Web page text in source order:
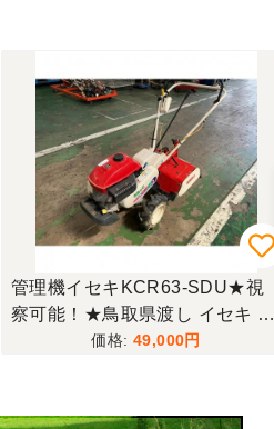
管理機イセキKCR63-SDU★視
察可能！★鳥取県渡し イセキ 管
理機 KCR63-SDU ガソリン 耕運
49,000